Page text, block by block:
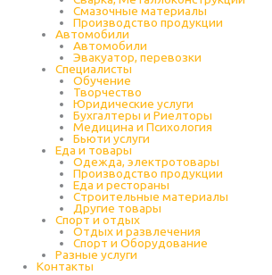
Cмазочные материалы
Производство продукции
Автомобили
Автомобили
Эвакуатор, перевозки
Специалисты
Обучение
Творчество
Юридические услуги
Бухгалтеры и Риелторы
Медицина и Психология
Бьюти услуги
Еда и товары
Одежда, электротовары
Производство продукции
Еда и рестораны
Строительные материалы
Другие товары
Спорт и отдых
Отдых и развлечения
Спорт и Оборудование
Разные услуги
Контакты